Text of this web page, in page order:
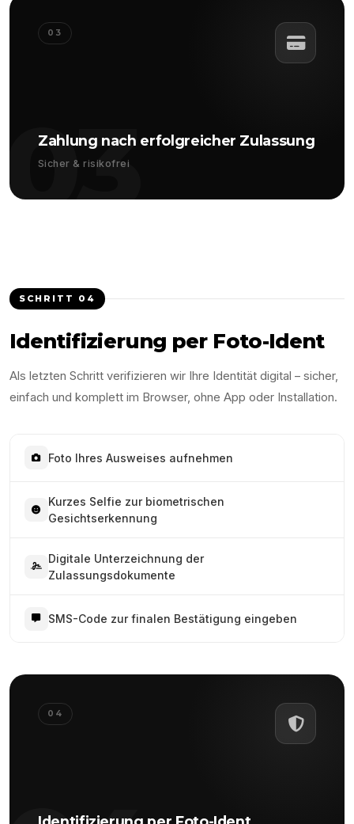
03
03
Zahlung nach erfolgreicher Zulassung
Sicher & risikofrei
SCHRITT 04
Identifizierung per Foto-Ident
Als letzten Schritt verifizieren wir Ihre Identität digital – sicher,
einfach und komplett im Browser, ohne App oder Installation.
Foto Ihres Ausweises aufnehmen
Kurzes Selfie zur biometrischen
Gesichtserkennung
Digitale Unterzeichnung der
Zulassungsdokumente
SMS-Code zur finalen Bestätigung eingeben
04